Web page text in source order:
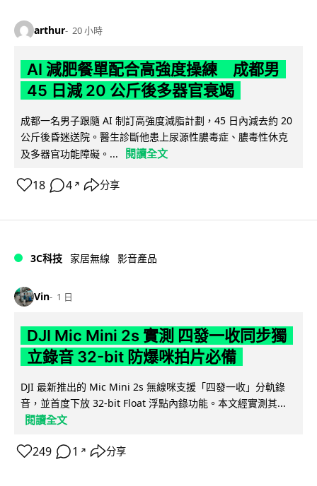
arthur 20 小時
AI 減肥餐單配合高強度操練 成都男
45 日減 20 公斤後多器官衰竭
成都一名男子跟隨 AI 制訂高強度減脂計劃，45 日內減去約 20
公斤後昏迷送院。醫生診斷他患上尿源性膿毒症、膿毒性休克
及多器官功能障礙。...
閱讀全文
18 4 ↗ 分享
3C科技 家居無線 影音產品
Vin 1 日
DJI Mic Mini 2s 實測 四發一收同步獨
立錄音 32-bit 防爆咪拍片必備
DJI 最新推出的 Mic Mini 2s 無線咪支援「四發一收」分軌錄
音，並首度下放 32-bit Float 浮點內錄功能。本文經實測其...
閱讀全文
249 1 ↗ 分享